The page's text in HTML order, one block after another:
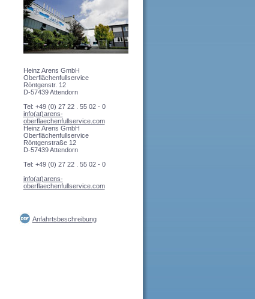
Heinz Arens GmbH
Oberflächenfullservice
Röntgenstr. 12
D-57439 Attendorn
Tel: +49 (0) 27 22 . 55 02 - 0
info(at)arens-
oberflaechenfullservice.com
Heinz Arens GmbH
Oberflächenfullservice
Röntgenstraße 12
D-57439 Attendorn
Tel: +49 (0) 27 22 . 55 02 - 0
info(at)arens-
oberflaechenfullservice.com
Anfahrtsbeschreibung